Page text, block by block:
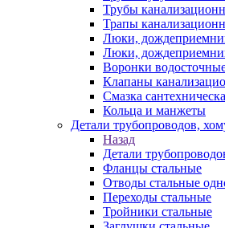
Трубы
Трапы
Люки,
Люки,
Воронки
Клапаны
Смазка
Кольца и манжеты
Детали трубопроводов,
Назад
Детали
Фланцы стальные
Отводы стальные
Переходы стальные
Тройники стальные